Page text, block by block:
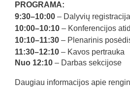
PROGRAMA:
9:30–10:00 – Dalyvių registracija
10:00–10:10 – Konferencijos
10:10–11:30 – Plenarinis
11:30–12:10 – Kavos pertrauka
Nuo 12:10 – Darbas sekcijose
Daugiau informacijos apie